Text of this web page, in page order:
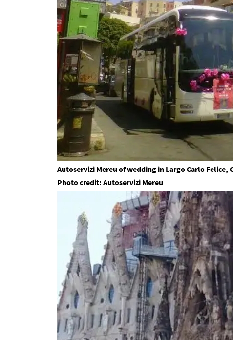
Autoservizi Mereu of wedding in Largo Carlo
Photo credit: Autoservizi Mereu